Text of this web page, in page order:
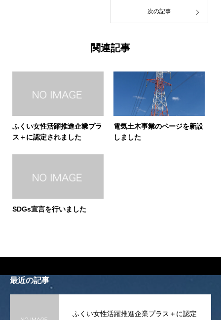
次の記事
関連記事
ふくい女性活躍推進企業プラ
ス＋に認定されました
電気土木事業のページを新設
しました
SDGs宣言を行いました
最近の記事
ふくい女性活躍推進企業プラス＋に認定